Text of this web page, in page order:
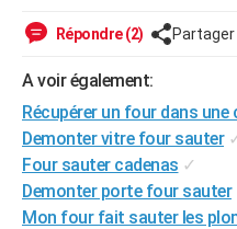
SANTE
Destinations
City break
Voyage nature
Voyage de noces
Forum
Climat
+PHOTO
GUIDES D'ACHAT
BONS PLANS
Répondre (2) Partager
A voir également:
Récupérer un four dans
Demonter vitre four sauter
Four sauter cadenas ✓
Demonter porte four sauter
Mon four fait sauter les